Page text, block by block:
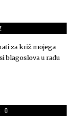
za križ mojega
blagoslova u radu